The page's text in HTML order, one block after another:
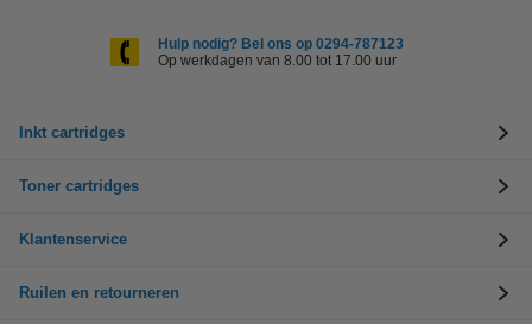
Hulp nodig? Bel ons op 0294-787123
Op werkdagen van 8.00 tot 17.00 uur
Inkt cartridges
Toner cartridges
Klantenservice
Ruilen en retourneren